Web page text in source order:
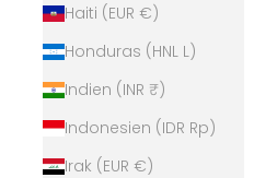
Haiti (EUR €)
Honduras (HNL L)
Indien (INR ₹)
Indonesien (IDR Rp)
Irak (EUR €)